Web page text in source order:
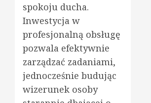
spokoju ducha.
Inwestycja w
profesjonalną obsługę
pozwala efektywnie
zarządzać zadaniami,
jednocześnie budując
wizerunek osoby